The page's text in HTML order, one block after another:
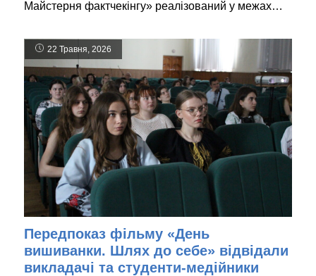
Майстерня фактчекінгу» реалізований у межах…
22 Травня, 2026
Передпоказ фільму «День
вишиванки. Шлях до себе» відвідали
викладачі та студенти-медійники